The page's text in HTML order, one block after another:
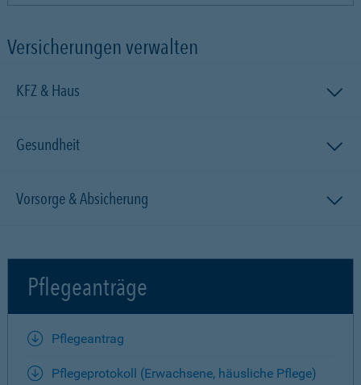
Versicherungen verwalten
KFZ & Haus
Gesundheit
Vorsorge & Absicherung
Pflegeanträge
Pflegeantrag
Pflegeprotokoll (Erwachsene, häusliche Pflege)